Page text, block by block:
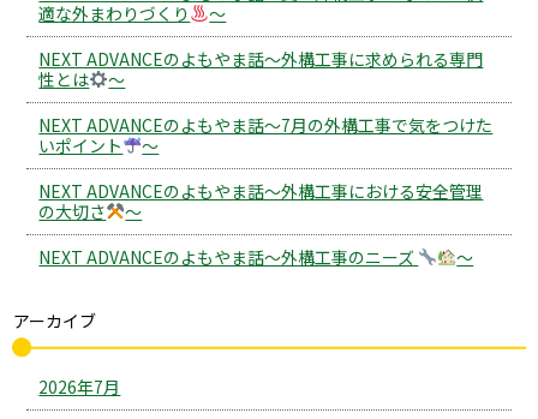
適な外まわりづくり
～
NEXT ADVANCEのよもやま話～外構工事に求められる専門
性とは
～
NEXT ADVANCEのよもやま話～7月の外構工事で気をつけた
いポイント
～
NEXT ADVANCEのよもやま話～外構工事における安全管理
の大切さ
～
NEXT ADVANCEのよもやま話～外構工事のニーズ
～
アーカイブ
2026年7月